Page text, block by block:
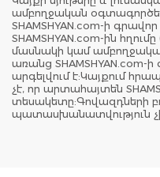
ամբողջական
SHAMSHYAN.com-ի
SHAMSHYAN.com-ին
մասնակի կամ
առանց SHAMSHYAN.com-
արգելվում է:Կայքում
չէ, որ արտահայտեն
տեսակետը:Գովազդների
պատասխանատվություն չի